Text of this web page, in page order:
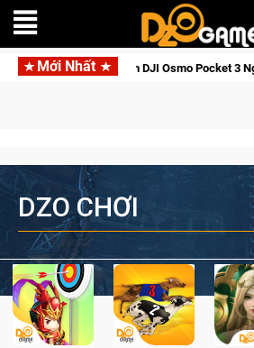
Mới Nhất
Thức Tỉnh, Săn DJI Osmo Pocket 3 Ngay Hôm
DZO CHƠI